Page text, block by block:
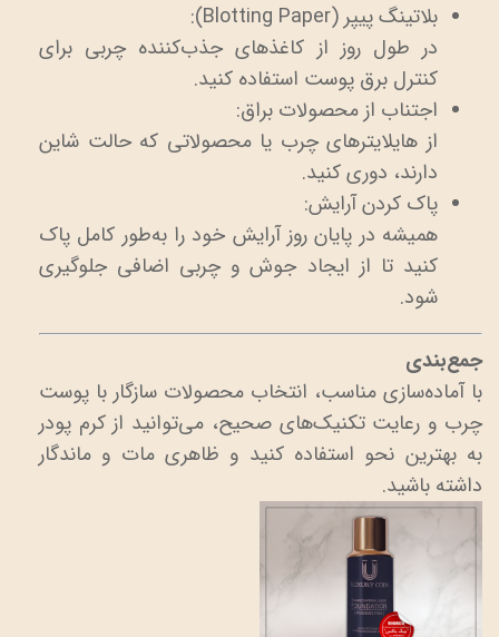
بلاتینگ پیپر (Blotting Paper):
در طول روز از کاغذهای جذب‌کننده چربی برای
کنترل برق پوست استفاده کنید.
اجتناب از محصولات براق:
از هایلایترهای چرب یا محصولاتی که حالت شاین
دارند، دوری کنید.
پاک کردن آرایش:
همیشه در پایان روز آرایش خود را به‌طور کامل پاک
کنید تا از ایجاد جوش و چربی اضافی جلوگیری
شود.
جمع‌بندی
با آماده‌سازی مناسب، انتخاب محصولات سازگار با پوست
چرب و رعایت تکنیک‌های صحیح، می‌توانید از کرم پودر
به بهترین نحو استفاده کنید و ظاهری مات و ماندگار
داشته باشید.